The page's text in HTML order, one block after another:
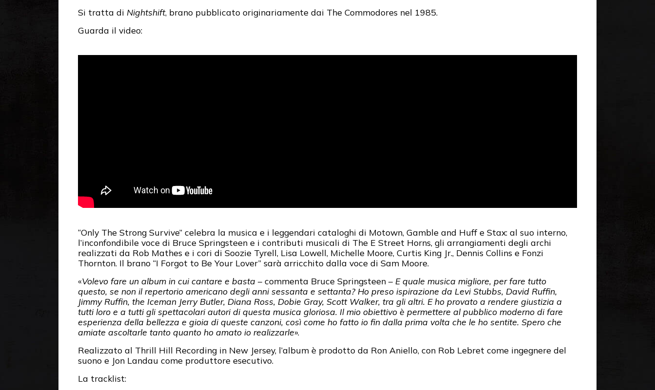
Si tratta di Nightshift, brano pubblicato originariamente dai The Commodores nel 1985.
Guarda il video:
“Only The Strong Survive” celebra la musica e i leggendari cataloghi di Motown, Gamble and Huff e Stax: al suo interno,
l’inconfondibile voce di Bruce Springsteen e i contributi musicali di The E Street Horns, gli arrangiamenti degli archi
realizzati da Rob Mathes e i cori di Soozie Tyrell, Lisa Lowell, Michelle Moore, Curtis King Jr., Dennis Collins e Fonzi
Thornton. Il brano “I Forgot to Be Your Lover” sarà arricchito dalla voce di Sam Moore.
«Volevo fare un album in cui cantare e basta – commenta Bruce Springsteen – E quale musica migliore, per fare tutto
questo, se non il repertorio americano degli anni sessanta e settanta? Ho preso ispirazione da Levi Stubbs, David Ruffin,
Jimmy Ruffin, the Iceman Jerry Butler, Diana Ross, Dobie Gray, Scott Walker, tra gli altri. E ho provato a rendere giustizia a
tutti loro e a tutti gli spettacolari autori di questa musica gloriosa. Il mio obiettivo è permettere al pubblico moderno di fare
esperienza della bellezza e gioia di queste canzoni, così come ho fatto io fin dalla prima volta che le ho sentite. Spero che
amiate ascoltarle tanto quanto ho amato io realizzarle».
Realizzato al Thrill Hill Recording in New Jersey, l’album è prodotto da Ron Aniello, con Rob Lebret come ingegnere del
suono e Jon Landau come produttore esecutivo.
La tracklist: